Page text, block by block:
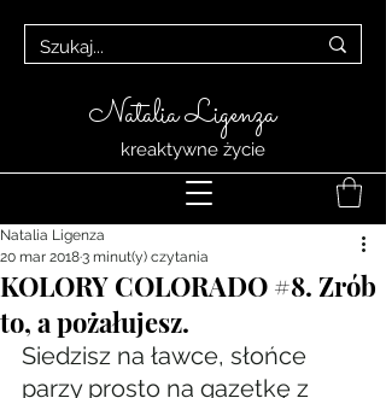
Natalia Ligenza
kreaktywne życie
KOLORY COLORADO #8. Zrób
to, a pożałujesz.
Natalia Ligenza
20 mar 20183 minut(y) czytania
Siedzisz na ławce, słońce
parzy prosto na gazetkę z